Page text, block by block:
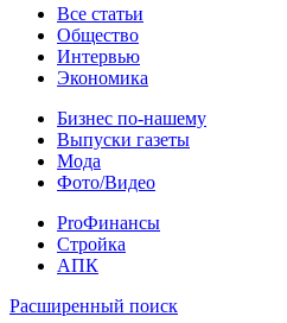
Статьи
Все статьи
Общество
Интервью
Экономика
Разное
Бизнес по-нашему
Выпуски газеты
Мода
Фото/Видео
Pro
ProФинансы
Стройка
АПК
Информация
Расширенный поиск